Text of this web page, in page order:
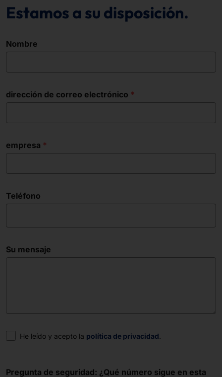
Estamos a su disposición.
Nombre
dirección de correo electrónico
empresa
Teléfono
Su mensaje
Consentimiento
He leído y acepto la política de privacidad.
Pregunta de seguridad: ¿Qué número sigue en esta